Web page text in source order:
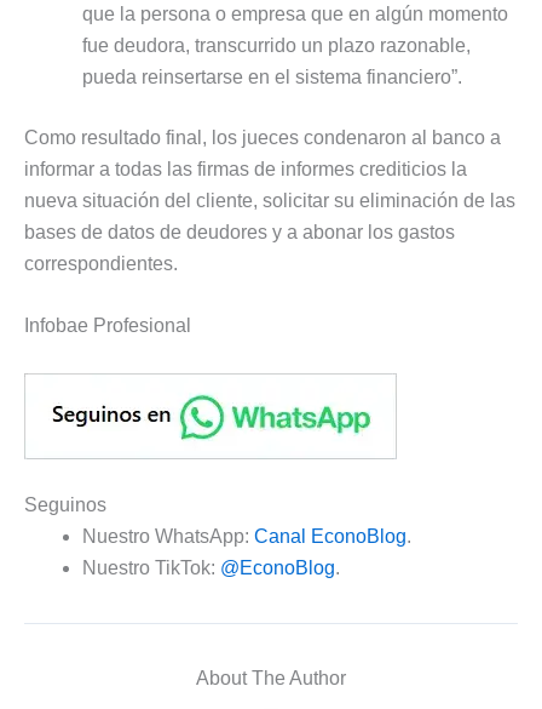
que la persona o empresa que en algún momento
fue deudora, transcurrido un plazo razonable,
pueda reinsertarse en el sistema financiero”.
Como resultado final, los jueces condenaron al banco a
informar a todas las firmas de informes crediticios la
nueva situación del cliente, solicitar su eliminación de las
bases de datos de deudores y a abonar los gastos
correspondientes.
Infobae Profesional
Seguinos
Nuestro WhatsApp: Canal EconoBlog.
Nuestro TikTok: @EconoBlog.
About The Author